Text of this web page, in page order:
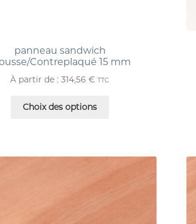
panneau sandwich
Contreplaqué 15 mm
À partir de : 314,56 € TTC
Choix des options